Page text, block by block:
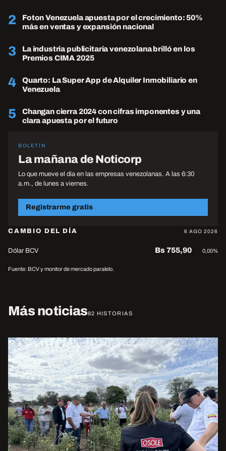
2
Foton Venezuela apuesta por el crecimiento: 50%
más en ventas y expansión nacional
3
La industria publicitaria venezolana brilló en los
Premios CIMA 2025
4
Quarto: La Super App de Alquiler Inmobiliario en
Venezuela
5
Changan cierra 2024 con cifras imponentes y una
clara apuesta por el futuro
BOLETÍN
La mañana de Noticorp
Lo que mueve el día en las empresas venezolanas. A las 6:30
a.m., de lunes a viernes.
Registrarme gratis
CAMBIO DEL DÍA 6 AGO 2026
Dólar BCV Bs 755,90 0,00%
Fuente: BCV y monitor de mercado paralelo.
Más noticias82 HISTORIAS